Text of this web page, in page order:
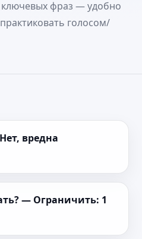
фраз — удобно
голосом/
вредна
— Ограничить: 1